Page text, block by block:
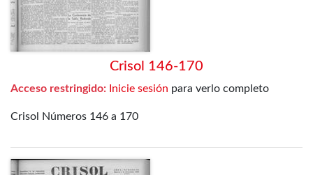
Crisol 146-170
Acceso restringido: Inicie sesión para verlo completo
Crisol Números 146 a 170